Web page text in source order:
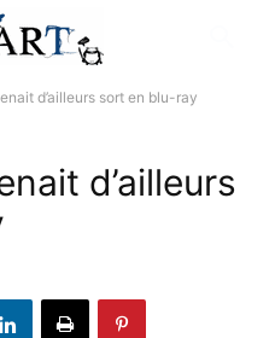
d’ailleurs sort en blu-ray
d’ailleurs